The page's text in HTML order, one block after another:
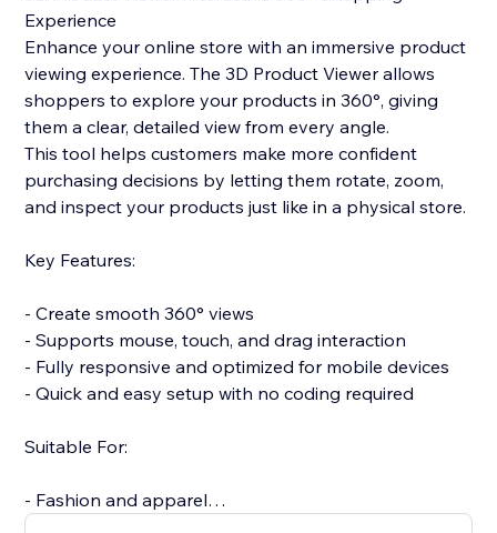
Experience
Enhance your online store with an immersive product
viewing experience. The 3D Product Viewer allows
shoppers to explore your products in 360°, giving
them a clear, detailed view from every angle.
This tool helps customers make more confident
purchasing decisions by letting them rotate, zoom,
and inspect your products just like in a physical store.
Key Features:
- Create smooth 360° views
- Supports mouse, touch, and drag interaction
- Fully responsive and optimized for mobile devices
- Quick and easy setup with no coding required
Suitable For:
- Fashion and apparel